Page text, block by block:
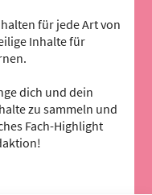
für jede Art von
Inhalte für
dich und dein
zu sammeln und
Fach-Highlight